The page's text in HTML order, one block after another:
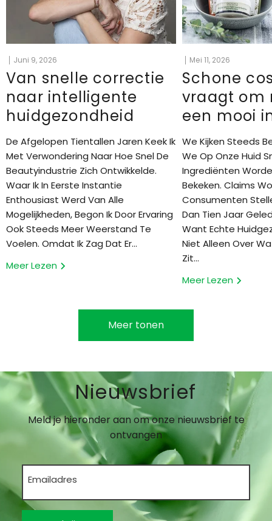
Juni 9, 2026
Van snelle correctie
naar intelligente
huidgezondheid
De Afgelopen Tientallen Jaren Keek Ik
Met Verwondering Naar Hoe Snel De
Beautyindustrie Zich Ontwikkelde.
Waar Ik In Eerste Instantie
Enthousiast Werd Van Alle
Mogelijkheden, Begon Ik Door Ervaring
Ook Steeds Meer Weerstand Te
Voelen. Omdat Ik Zag Dat Er...
Meer Lezen
Mei 11, 2026
Schone
vraagt om
een mooi
We Kijken Steeds
We Op Onze Huid
Ingrediënten
Bekeken. Claims
Consumenten
Dan Tien Jaar
Want Echte
Niet Alleen Over
Zit...
Meer Lezen
Meer tonen
Nieuwsbrief
Meld je hieronder aan om onze nieuwsbrief te
ontvangen
Emailadres